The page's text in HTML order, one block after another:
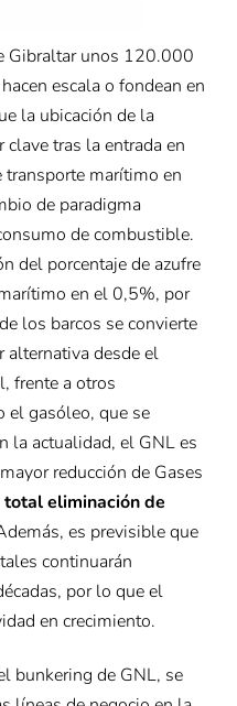
Gibraltar unos 120.000
escala o fondean en
la ubicación de la
tras la entrada en
marítimo en
de paradigma
de combustible.
del porcentaje de azufre
en el 0,5%, por
los barcos se convierte
alternativa desde el
frente a otros
gasóleo, que se
la actualidad, el GNL es
reducción de Gases
total eliminación de
es previsible que
continuarán
por lo que el
en crecimiento.
bunkering de GNL, se